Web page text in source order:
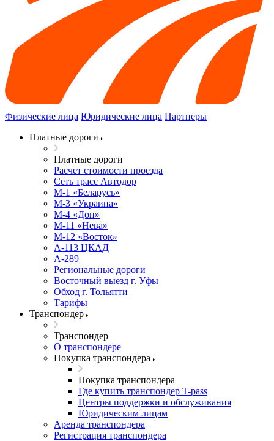
Физические лица Юридические лица Партнеры
Платные дороги
Платные дороги
Расчет стоимости проезда
Сеть трасс Автодор
М-1 «Беларусь»
М-3 «Украина»
М-4 «Дон»
М-11 «Нева»
М-12 «Восток»
А-113 ЦКАД
А-289
Региональные дороги
Восточный выезд г. Уфы
Обход г. Тольятти
Тарифы
Транспондер
Транспондер
О транспондере
Покупка транспондера
Покупка транспондера
Где купить транспондер T-pass
Центры поддержки и обслуживания
Юридическим лицам
Аренда транспондера
Регистрация транспондера